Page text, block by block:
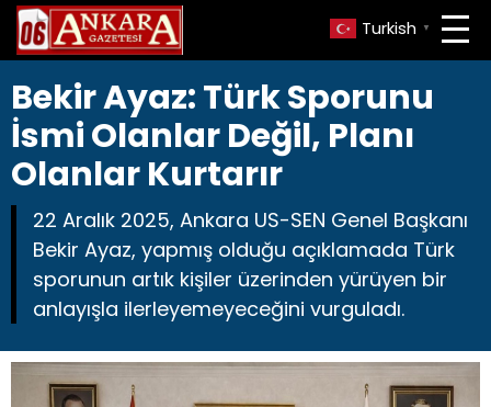
Turkish ▼
Bekir Ayaz: Türk Sporunu
İsmi Olanlar Değil, Planı
Olanlar Kurtarır
22 Aralık 2025, Ankara US-SEN Genel Başkanı
Bekir Ayaz, yapmış olduğu açıklamada Türk
sporunun artık kişiler üzerinden yürüyen bir
anlayışla ilerleyemeyeceğini vurguladı.